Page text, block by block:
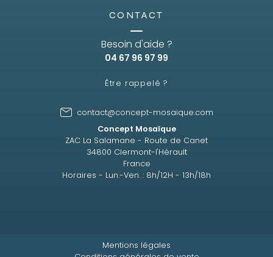
CONTACT
Besoin d'aide ?
04 67 96 97 99
Être rappelé ?
contact@concept-mosaique.com
Concept Mosaïque
ZAC La Salamane - Route de Canet
34800 Clermont-l'Hérault
France
Horaires - Lun.-Ven. : 8h/12H - 13h/18h
Mentions légales